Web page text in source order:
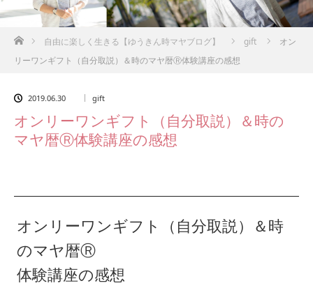
ホーム自由に楽しく生きる【ゆうきん時マヤブログ】 gift
オン
リーワンギフト（自分取説）＆時のマヤ暦Ⓡ体験講座の感想
2019.06.30 gift
オンリーワンギフト（自分取説）＆時の
マヤ暦Ⓡ体験講座の感想
オンリーワンギフト（自分取説）＆時
のマヤ暦Ⓡ
体験講座の感想